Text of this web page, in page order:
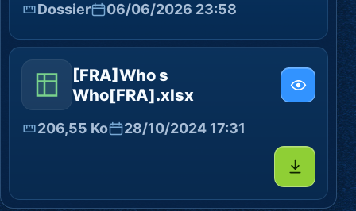
Dossier 06/06/2026 23:58
[FRA]Who s
Who[FRA].xlsx
206,55 Ko 28/10/2024 17:31